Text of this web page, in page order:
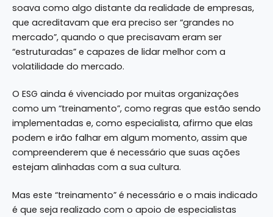
soava como algo distante da realidade de empresas,
que acreditavam que era preciso ser “grandes no
mercado”, quando o que precisavam eram ser
“estruturadas” e capazes de lidar melhor com a
volatilidade do mercado.
O ESG ainda é vivenciado por muitas organizações
como um “treinamento”, como regras que estão sendo
implementadas e, como especialista, afirmo que elas
podem e irão falhar em algum momento, assim que
compreenderem que é necessário que suas ações
estejam alinhadas com a sua cultura.
Mas este “treinamento” é necessário e o mais indicado
é que seja realizado com o apoio de especialistas